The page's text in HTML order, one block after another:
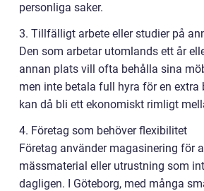
personliga saker.
3. Tillfälligt arbete eller studier på
Den som arbetar utomlands ett år
annan plats vill ofta behålla sina
men inte betala full hyra för en extra
kan då bli ett ekonomiskt rimligt
4. Företag som behöver flexibilitet
Företag använder magasinering för
mässmaterial eller utrustning som
dagligen. I Göteborg, med många